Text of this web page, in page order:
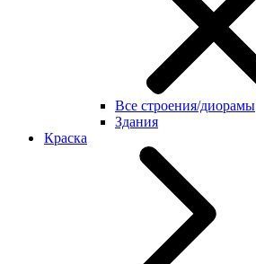
Все строения/диорамы
Здания
Краска